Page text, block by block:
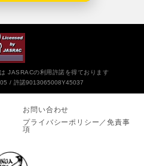
JASRACの利用許諾を得ております
許諾9013065008Y45037
お問い合わせ
プライバシーポリシー／免責事
項